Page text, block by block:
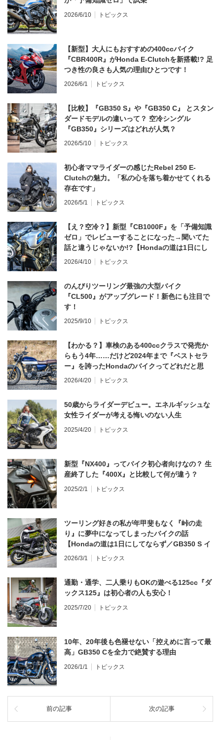
2026/6/10 トピックス
【新型】大人にもおすすめの400ccバイク
『CBR400R』がHonda E-Clutchを新搭載!? 足
つき性の良さも人気の理由ひとつです！
2026/6/1 トピックス
【比較】『GB350 S』や『GB350 C』 とスタン
ダードモデルの違いって？ 空冷シングル
『GB350』シリーズはどれが人気？
2026/5/10 トピックス
初心者ママライダーの感じたRebel 250 E-
Clutchの魅力。「私の心を落ち着かせてくれる
存在です」
2026/5/1 トピックス
【え？空冷？】新型『CB1000F』を「予備知識
ゼロ」でレビューすることになった→聞いてた
話と違うじゃないか!?【Hondaの道は1日にし
てならず／CB1000F ①第一印象 編】
2026/4/10 トピックス
のんびりツーリング最強の大型バイク
『CL500』がアップグレード！新色にも注目で
す！
2025/9/10 トピックス
【わかる？】車検のある400ccクラスで発売か
らもう4年……だけど2024年まで『ベストセラ
ー』を誇ったHondaのバイクってどれだと思
う？
2026/4/20 トピックス
50歳からライダーデビュー。エネルギッシュな
女性ライダーが考える悔いのない人生
2025/4/20 トピックス
新型『NX400』ってバイク初心者向けなの？ 生
産終了した『400X』と比較して何が違う？
2025/2/1 トピックス
ツーリング好きの私が年甲斐もなく『峠の走
り』に夢中になってしまったバイクの話
【Hondaの道は1日にしてならず／GB350 S イ
ンプレ・レビュー 前編】
2026/3/1 トピックス
通勤・通学、二人乗りもOKの遊べる125cc『ダ
ックス125』は初心者の人も安心！
2025/7/20 トピックス
10年、20年後も色褪せない「控えめに言って最
高」GB350 Cを全力で絶賛する理由
2026/1/1 トピックス
前の記事 次の記事